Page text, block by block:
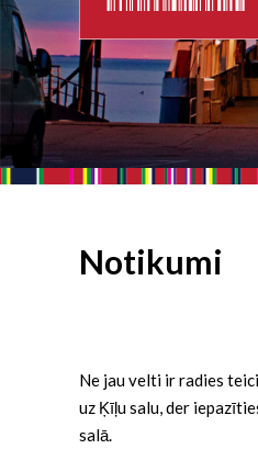
Notikumi
Ne jau velti ir radies
uz Ķīļu salu, der
salā.